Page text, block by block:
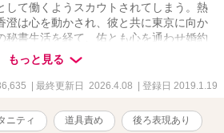
して働くようスカウトされてしまう。熱
澄は心を動かされ、彼と共に東京に向か
秘書生活を経て、佑とも心を通わせ婚約
をする。いざ彼の母方の実家であるドイ
災いが降りかかり――？ 佑の従兄であ
クラウスにも振り回される日々。帰国し
れて――？ いちゃいちゃしながら世界
澄が色んなトラブルに遭い、二人で乗り
もっと見る
| 最終更新日 2026.4.08 | 登録日 2019.1.19
ニティ 道具責め 後ろ表現あり